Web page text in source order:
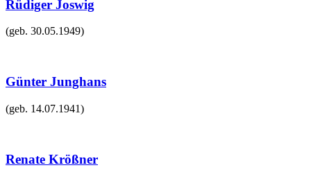
Rüdiger Joswig
(geb. 30.05.1949)
Günter Junghans
(geb. 14.07.1941)
Renate Krößner